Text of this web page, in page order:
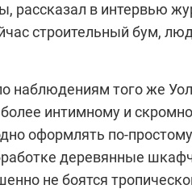
рассказал в интервью
строительный бум,
наблюдениям того же
более интимному и
оформлять по-
деревянные
не боятся